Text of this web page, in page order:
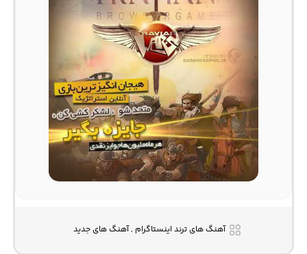
آهنگ های ترند اینستاگرام , آهنگ های جدید